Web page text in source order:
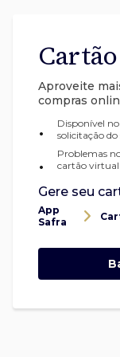
Aproveite
compras
•
Disponível
solicitação do
•
Problemas
cartão virtual
Gere seu
App
Safra